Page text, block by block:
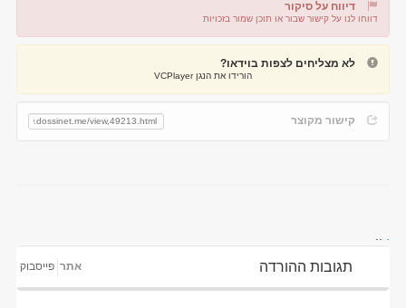
דיווח על סיקור
דווחו לנו על קישור שבור או תוכן שמור בזכויות
דיווח על קישור שבור
לא מצליחים לצפות בוידאו?
הורידו את הנגן VCPlayer
קישור מקוצר
תגובות ההורדה אתר פייסבוק